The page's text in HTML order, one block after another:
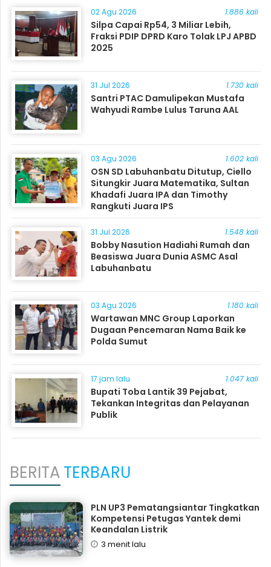
02 Agu 2026 1.886 kali
Silpa Capai Rp54, 3 Miliar Lebih,
Fraksi PDIP DPRD Karo Tolak LPJ APBD
2025
31 Jul 2026 1.730 kali
Santri PTAC Damulipekan Mustafa
Wahyudi Rambe Lulus Taruna AAL
03 Agu 2026 1.602 kali
OSN SD Labuhanbatu Ditutup, Ciello
Situngkir Juara Matematika, Sultan
Khadafi Juara IPA dan Timothy
Rangkuti Juara IPS
31 Jul 2026 1.548 kali
Bobby Nasution Hadiahi Rumah dan
Beasiswa Juara Dunia ASMC Asal
Labuhanbatu
03 Agu 2026 1.180 kali
Wartawan MNC Group Laporkan
Dugaan Pencemaran Nama Baik ke
Polda Sumut
17 jam lalu 1.047 kali
Bupati Toba Lantik 39 Pejabat,
Tekankan Integritas dan Pelayanan
Publik
BERITATERBARU
PLN UP3 Pematangsiantar Tingkatkan
Kompetensi Petugas Yantek demi
Keandalan Listrik
3 menit lalu